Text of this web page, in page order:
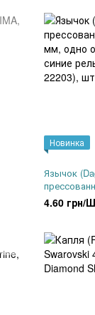
Новинка
Язычок
мм, одно
синие
4.60 грн/